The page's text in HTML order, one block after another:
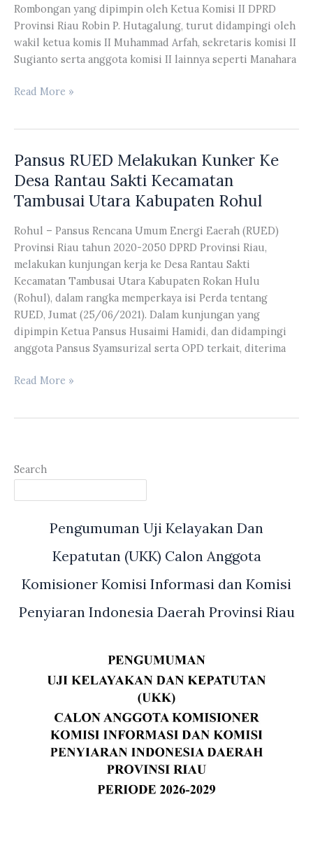
Rombongan yang dipimpin oleh Ketua Komisi II DPRD
Provinsi Riau Robin P. Hutagalung, turut didampingi oleh
wakil ketua komis II Muhammad Arfah, sekretaris komisi II
Sugianto serta anggota komisi II lainnya seperti Manahara
Komisi
Riau
Melakukan
Observasi
Ke
Dinas
Koperasi
Dan
UKM
Provinsi
Jambi
Read More »
Pansus RUED Melakukan Kunker Ke
Desa Rantau Sakti Kecamatan
Tambusai Utara Kabupaten Rohul
Rohul – Pansus Rencana Umum Energi Eaerah (RUED)
Provinsi Riau tahun 2020-2050 DPRD Provinsi Riau,
melakukan kunjungan kerja ke Desa Rantau Sakti
Kecamatan Tambusai Utara Kabupaten Rokan Hulu
(Rohul), dalam rangka memperkaya isi Perda tentang
RUED, Jumat (25/06/2021). Dalam kunjungan yang
dipimpin Ketua Pansus Husaimi Hamidi, dan didampingi
anggota Pansus Syamsurizal serta OPD terkait, diterima
Pansus
Desa
Rantau
Sakti
Tambusai
Kabupaten
Rohul
Read More »
Search
Pengumuman Uji Kelayakan Dan
Kepatutan (UKK) Calon Anggota
Komisioner Komisi Informasi dan Komisi
Penyiaran Indonesia Daerah Provinsi Riau